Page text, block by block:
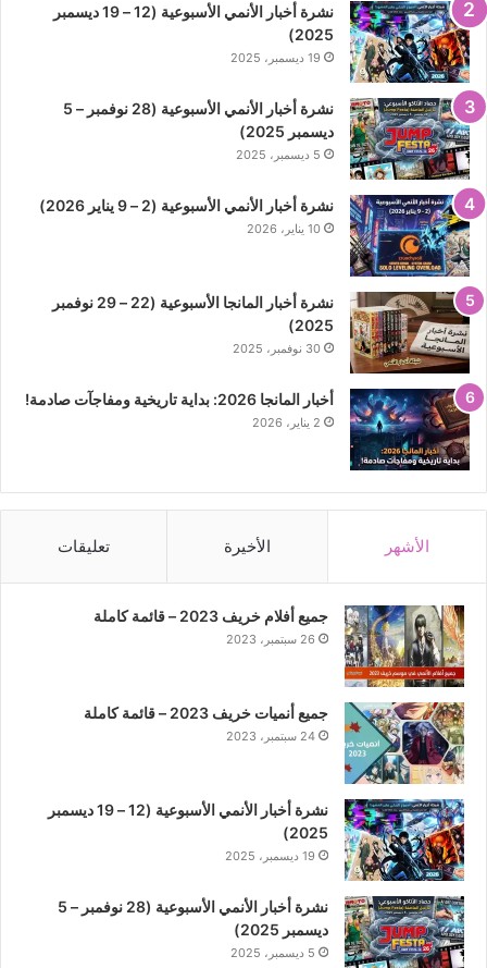
نشرة أخبار الأنمي الأسبوعية (12 – 19 ديسمبر
2025)
19 ديسمبر، 2025
نشرة أخبار الأنمي الأسبوعية (28 نوفمبر – 5
ديسمبر 2025)
5 ديسمبر، 2025
نشرة أخبار الأنمي الأسبوعية (2 – 9 يناير 2026)
10 يناير، 2026
نشرة أخبار المانجا الأسبوعية (22 – 29 نوفمبر
2025)
30 نوفمبر، 2025
أخبار المانجا 2026: بداية تاريخية ومفاجآت صادمة!
2 يناير، 2026
الأشهر الأخيرة تعليقات
جميع أفلام خريف 2023 – قائمة كاملة
26 سبتمبر، 2023
جميع أنميات خريف 2023 – قائمة كاملة
24 سبتمبر، 2023
نشرة أخبار الأنمي الأسبوعية (12 – 19 ديسمبر
2025)
19 ديسمبر، 2025
نشرة أخبار الأنمي الأسبوعية (28 نوفمبر – 5
ديسمبر 2025)
5 ديسمبر، 2025